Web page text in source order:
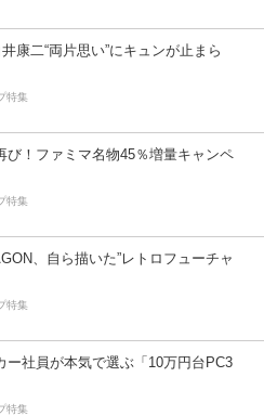
康二“両片思い”にキュンが止まら
特集
び！ファミマ名物45％増量キャンペ
特集
、自ら描いた”レトロフューチャ
特集
ー社員が本気で選ぶ「10万円台PC3
特集